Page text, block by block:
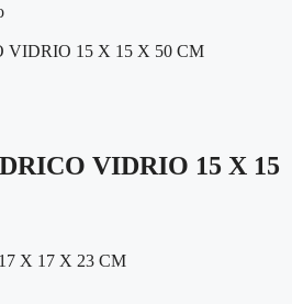
VIDRIO 15 X 15